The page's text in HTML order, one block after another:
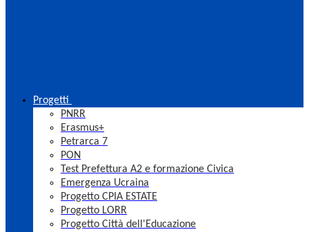
Progetti
PNRR
Erasmus+
Petrarca 7
PON
Test Prefettura A2 e formazione Civica
Emergenza Ucraina
Progetto CPIA ESTATE
Progetto LORR
Progetto Città dell'Educazione